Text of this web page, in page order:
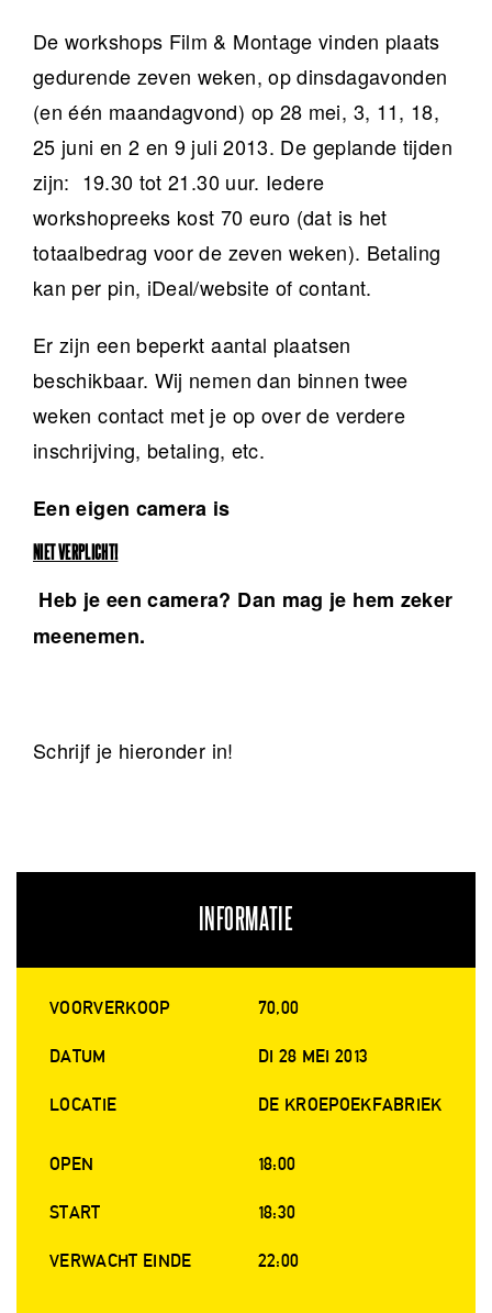
De workshops Film & Montage vinden plaats
gedurende zeven weken, op dinsdagavonden
(en één maandagvond) op 28 mei, 3, 11, 18,
25 juni en 2 en 9 juli 2013. De geplande tijden
zijn: 19.30 tot 21.30 uur. Iedere
workshopreeks kost 70 euro (dat is het
totaalbedrag voor de zeven weken). Betaling
kan per pin, iDeal/website of contant.
Er zijn een beperkt aantal plaatsen
beschikbaar. Wij nemen dan binnen twee
weken contact met je op over de verdere
inschrijving, betaling, etc.
Een eigen camera is
NIET VERPLICHT!
Heb je een camera? Dan mag je hem zeker
meenemen.
Schrijf je hieronder in!
INFORMATIE
VOORVERKOOP 70,00
DATUM DI 28 MEI 2013
LOCATIE DE KROEPOEKFABRIEK
OPEN 18:00
START 18:30
VERWACHT EINDE 22:00